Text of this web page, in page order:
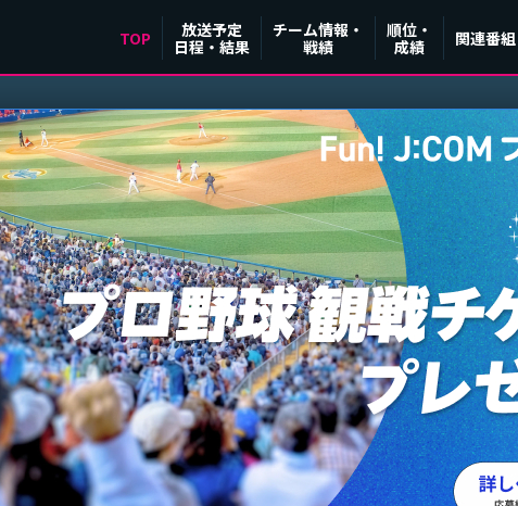
TOP
放送予定
日程・結果
チーム情報・
戦績
順位・
成績
関連番組